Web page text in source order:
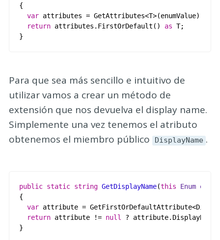
{
var attributes = GetAttributes<T>(enumValue);
return attributes . FirstOrDefault () as T;
}
Para que sea más sencillo e intuitivo de
utilizar vamos a crear un método de
extensión que nos devuelva el display name.
Simplemente una vez tenemos el atributo
obtenemos el miembro público
DisplayName .
public static string GetDisplayName(this Enum
{
var attribute = GetFirstOrDefaultAttribute<
return attribute != null ? attribute. DisplayName
}